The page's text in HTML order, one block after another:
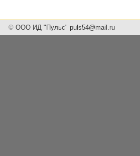
© ООО ИД "Пульс" puls54@mail.ru